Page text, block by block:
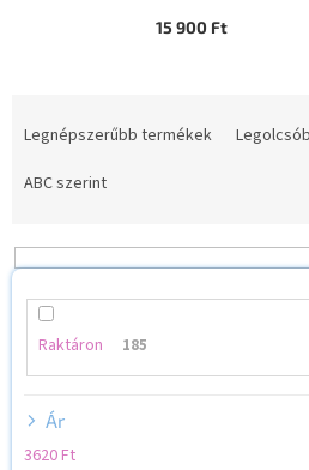
15 900 Ft
m
e
Legnépszerűbb termékek
ABC szerint
Raktáron 185
Ár
3620Ft